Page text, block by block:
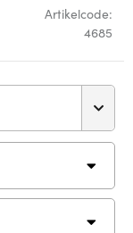
Artikelcode:
4685